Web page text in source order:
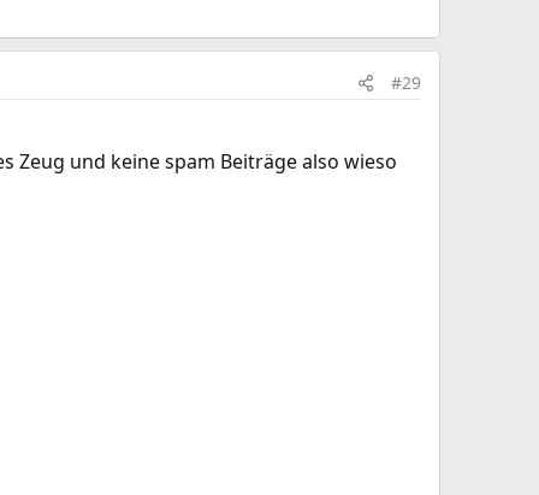
#29
Zeug und keine spam Beiträge also wieso